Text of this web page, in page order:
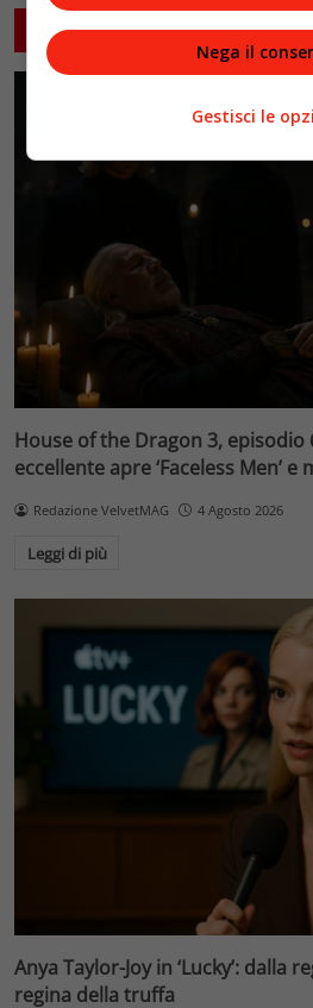
ARTICOLI CORRELATI
House of the Dragon 3, episodio
eccellente apre ‘Faceless Men’
Redazione VelvetMAG 4 Agosto 2026
Leggi di più
Anya Taylor-Joy in ‘Lucky’: dalla
regina della truffa
Nega il
Gestisci le